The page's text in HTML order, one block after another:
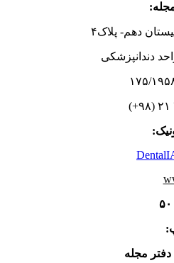
دهم- پلاک۴
دندانپزشکی
مجله